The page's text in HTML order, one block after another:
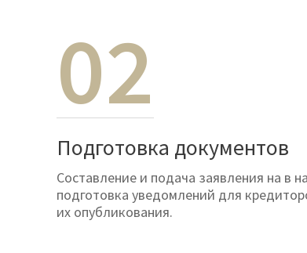
02
Подготовка документов
Составление и подача заявления на в
подготовка уведомлений для
их опубликования.